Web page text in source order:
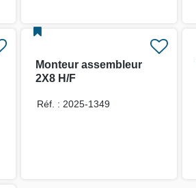
Monteur assembleur
2X8 H/F
Réf. : 2025-1349